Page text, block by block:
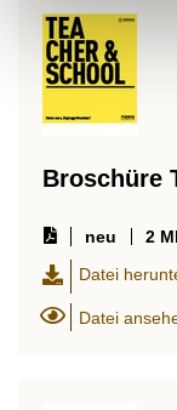
Broschüre
neu
2
Datei
Datei